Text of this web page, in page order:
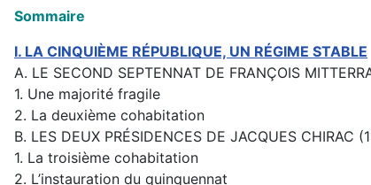
Sommaire
I. LA CINQUIÈME RÉPUBLIQUE, UN RÉGIME STABLE
A. LE SECOND SEPTENNAT DE FRANÇOIS
1. Une majorité fragile
2. La deuxième cohabitation
B. LES DEUX PRÉSIDENCES DE JACQUES CHIRAC
1. La troisième cohabitation
2. L’instauration du quinquennat